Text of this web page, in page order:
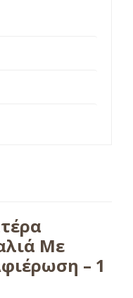
Με
– 1